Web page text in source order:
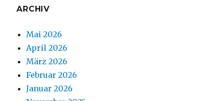
ARCHIV
Mai 2026
April 2026
März 2026
Februar 2026
Januar 2026